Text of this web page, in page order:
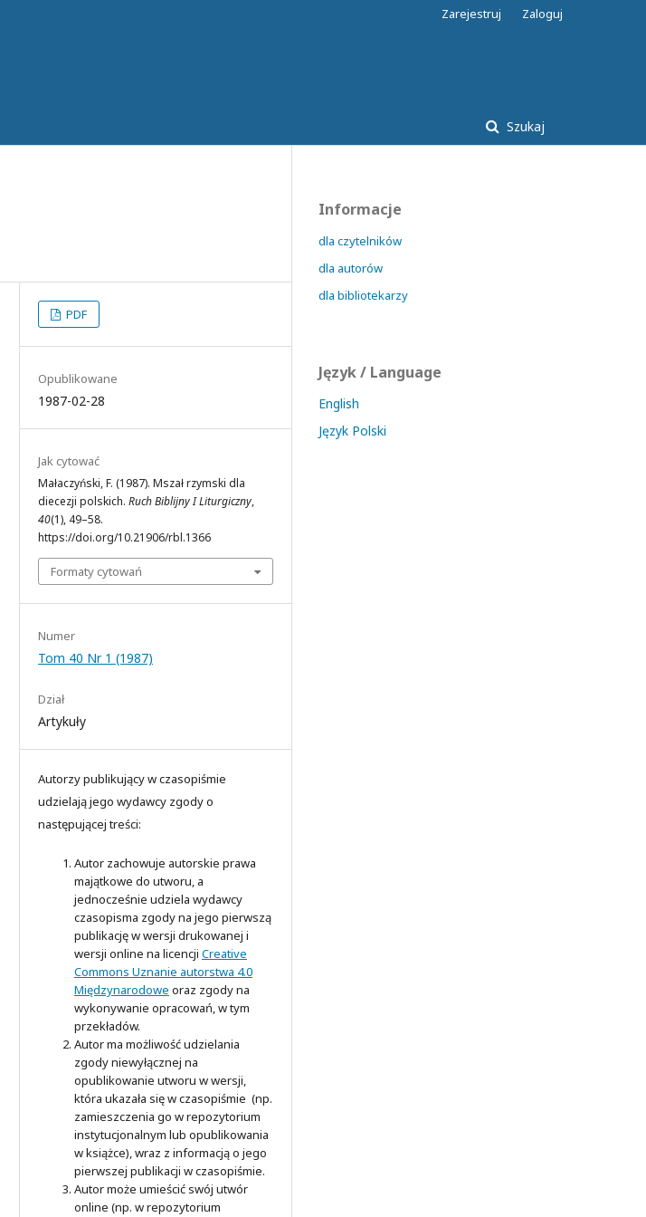
Szukaj
Zarejestruj Zaloguj
PDF
Opublikowane
1987-02-28
Jak cytować
Małaczyński, F. (1987). Mszał rzymski dla
diecezji polskich. Ruch Biblijny I Liturgiczny,
40(1), 49–58.
https://doi.org/10.21906/rbl.1366
Formaty cytowań
Numer
Tom 40 Nr 1 (1987)
Dział
Artykuły
Autorzy publikujący w czasopiśmie
udzielają jego wydawcy zgody o
następującej treści:
Autor zachowuje autorskie prawa
majątkowe do utworu, a
jednocześnie udziela wydawcy
czasopisma zgody na jego pierwszą
publikację w wersji drukowanej i
wersji online na licencji Creative
Commons Uznanie autorstwa 4.0
Międzynarodowe oraz zgody na
wykonywanie opracowań, w tym
przekładów.
Autor ma możliwość udzielania
zgody niewyłącznej na
opublikowanie utworu w wersji,
która ukazała się w czasopiśmie (np.
zamieszczenia go w repozytorium
instytucjonalnym lub opublikowania
w książce), wraz z informacją o jego
pierwszej publikacji w czasopiśmie.
Autor może umieścić swój utwór
online (np. w repozytorium
Informacje
dla czytelników
dla autorów
dla bibliotekarzy
Język / Language
English
Język Polski